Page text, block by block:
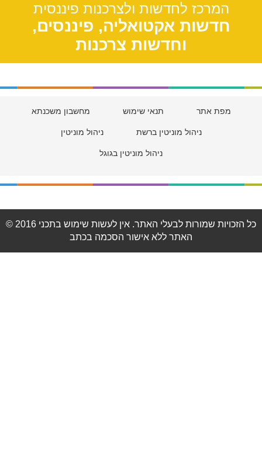
המרכז לחדשות ולצרכנות פיננסית
חדשות אקטואליה, פיננסים,
וחדשות צרכנות
מפת אתר תנאי שימוש מחשבון משכנתא
ניהול מוניטין ברשת ניהול מוניטין
ניהול מוניטין בגוגל
© 2016 כל הזכויות שמורות לבעלי האתר. אין לעשות שימוש בתכני
האתר ללא אישור הסכמה בכתב